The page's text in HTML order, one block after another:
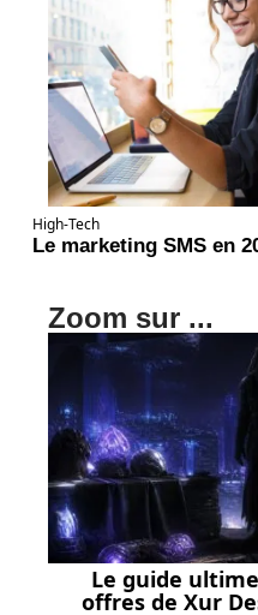
High-Tech
Le marketing SMS en
Zoom sur ...
Le guide
offres de Xur